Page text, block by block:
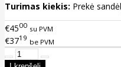
Turimas kiekis: Prekė
€4500 su PVM
€3719 be PVM